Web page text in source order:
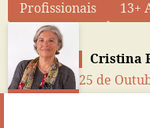
Profissionais
13+
Cristina
25 de